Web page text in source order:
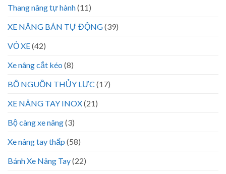
Thang nâng tự hành(11)
XE NÂNG BÁN TỰ ĐỘNG(39)
VỎ XE(42)
Xe nâng cắt kéo (8)
BỘ NGUỒN THỦY LỰC (17)
XE NÂNG TAY INOX(21)
Bộ càng xe nâng(3)
Xe nâng tay thấp (58)
Bánh Xe Nâng Tay(22)